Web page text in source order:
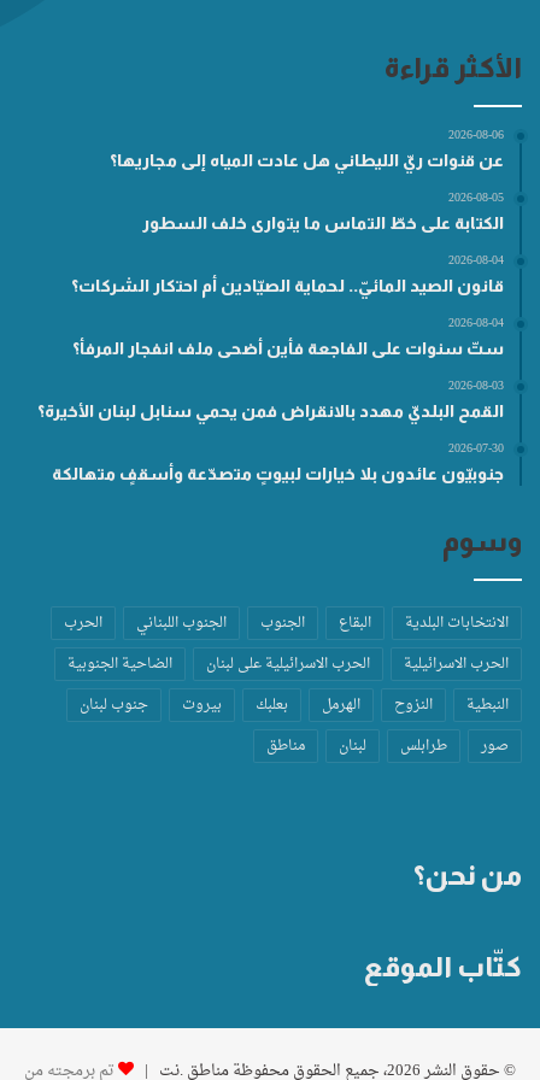
الأكثر قراءة
2026-08-06
عن قنوات ريّ الليطاني هل عادت المياه إلى مجاريها؟
2026-08-05
الكتابة على خطّ التماس ما يتوارى خلف السطور
2026-08-04
قانون الصيد المائيّ.. لحماية الصيّادين أم احتكار الشركات؟
2026-08-04
ستّ سنوات على الفاجعة فأين أضحى ملف انفجار المرفأ؟
2026-08-03
القمح البلديّ مهدد بالانقراض فمن يحمي سنابل لبنان الأخيرة؟
2026-07-30
جنوبيّون عائدون بلا خيارات لبيوتٍ متصدّعة وأسقفٍ متهالكة
وسوم
الانتخابات البلدية البقاع الجنوب الجنوب اللبناني
الحرب
الحرب الاسرائيلية
الحرب الاسرائيلية على لبنان
الضاحية الجنوبية
النبطية
النزوح الهرمل بعلبك بيروت
جنوب لبنان
صور
طرابلس لبنان مناطق
من نحن؟
كتّاب الموقع
© حقوق النشر 2026، جميع الحقوق محفوظة مناطق .نت | تم برمجته من